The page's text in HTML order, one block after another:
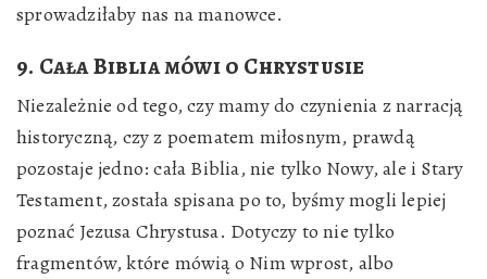
sprowadziłaby nas na manowce.
9. Cała Biblia mówi o Chrystusie
Niezależnie od tego, czy mamy do czynienia z narracją
historyczną, czy z poematem miłosnym, prawdą
pozostaje jedno: cała Biblia, nie tylko Nowy, ale i Stary
Testament, została spisana po to, byśmy mogli lepiej
poznać Jezusa Chrystusa. Dotyczy to nie tylko
fragmentów, które mówią o Nim wprost, albo